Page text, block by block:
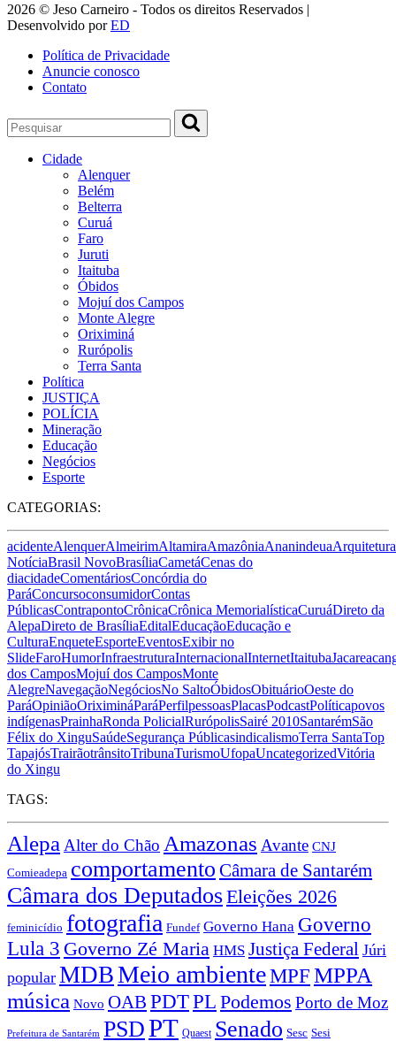
2026 © Jeso Carneiro - Todos os direitos Reservados |
Desenvolvido porED
Política de Privacidade
Anuncie conosco
Contato
Cidade
Alenquer
Belém
Belterra
Curuá
Faro
Juruti
Itaituba
Óbidos
Mojuí dos Campos
Monte Alegre
Oriximiná
Rurópolis
Terra Santa
Política
JUSTIÇA
POLÍCIA
Mineração
Educação
Negócios
Esporte
CATEGORIAS:
acidenteAlenquerAlmeirimAltamiraAmazôniaAnanindeuaArquitetura
NotíciaBrasil NovoBrasíliaCametáCenas do
diacidadeComentáriosConcórdia do
ParáConcursoconsumidorContas
PúblicasContrapontoCrônicaCrônica MemorialísticaCuruáDireto da
AlepaDireto de BrasíliaEditalEducaçãoEducação e
CulturaEnqueteEsporteEventosExibir no
SlideFaroHumorInfraestruturaInternacionalInternetItaituba
dos CamposMojuí dos CamposMonte
AlegreNavegaçãoNegóciosNo SaltoÓbidosObituárioOeste do
ParáOpiniãoOriximináParáPerfilpessoasPlacasPodcastPolíticapovos
indígenasPrainhaRonda PolicialRurópolisSairé 2010SantarémSão
Félix do XinguSaúdeSegurança PúblicasindicalismoTerra SantaTop
TapajósTrairãotrânsitoTribunaTurismoUfopaUncategorizedVitória
do Xingu
TAGS:
Alepa Alter do Chão Amazonas Avante CNJ
Comieadepa comportamento Câmara de Santarém
Câmara dos DeputadosEleições 2026
feminicídio fotografia Fundef Governo Hana Governo
Lula 3 Governo Zé Maria HMS Justiça Federal Júri
popular MDBMeio ambienteMPFMPPA
música Novo OAB PDTPL Podemos Porto de Moz
Prefeitura de Santarém PSDPT Quaest Senado Sesc Sesi